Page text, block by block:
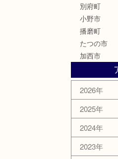
別府町
小野市
播磨町
たつの市
加西市
2026年
2025年
2024年
2023年